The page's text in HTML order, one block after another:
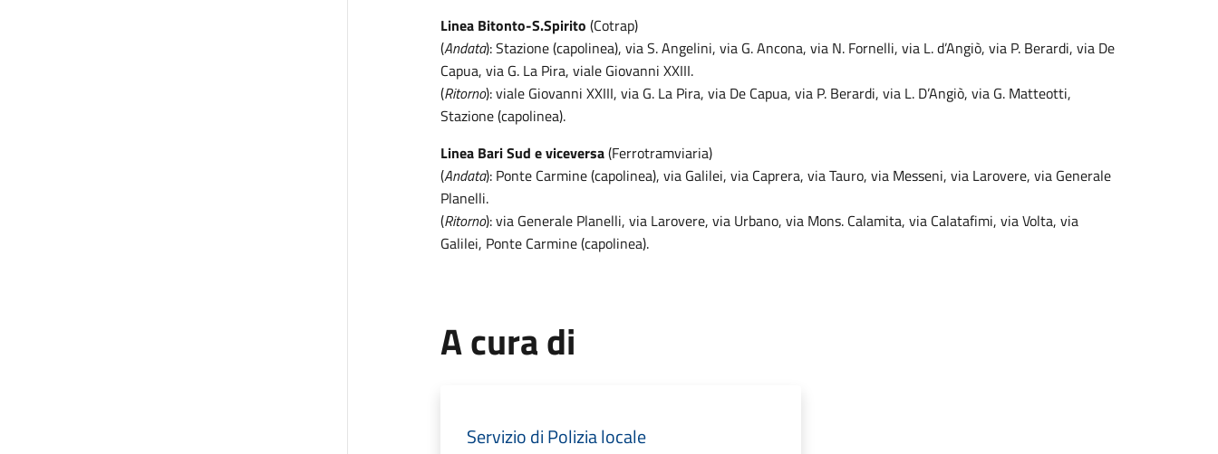
Linea Bitonto-S.Spirito (Cotrap)
(Andata): Stazione (capolinea), via S. Angelini, via G. Ancona, via N. Fornelli, via L. d’Angiò, via P. Berardi, via De
Capua, via G. La Pira, viale Giovanni XXIII.
(Ritorno): viale Giovanni XXIII, via G. La Pira, via De Capua, via P. Berardi, via L. D’Angiò, via G. Matteotti,
Stazione (capolinea).
Linea Bari Sud e viceversa(Ferrotramviaria)
(Andata): Ponte Carmine (capolinea), via Galilei, via Caprera, via Tauro, via Messeni, via Larovere, via Generale
Planelli.
(Ritorno): via Generale Planelli, via Larovere, via Urbano, via Mons. Calamita, via Calatafimi, via Volta, via
Galilei, Ponte Carmine (capolinea).
A cura di
Servizio di Polizia locale